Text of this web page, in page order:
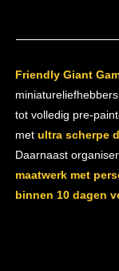
Friendly Giant
tot volledig pre-
met ultra scherpe
Daarnaast
maatwerk met
binnen 10 dagen